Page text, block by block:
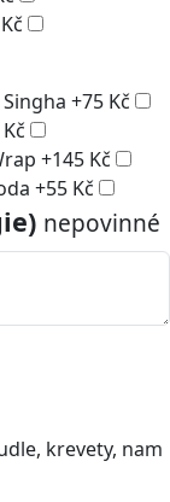
Kč
Singha +75 Kč
Kč
+145 Kč
+55 Kč
nepovinné
krevety, nam